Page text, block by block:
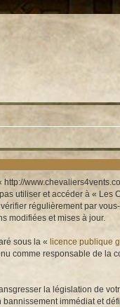
utiliser et accéder à « Les
régulièrement par
modifiées et mises à jour.
sous la « licence publique
comme responsable de la
la législation de
immédiat et